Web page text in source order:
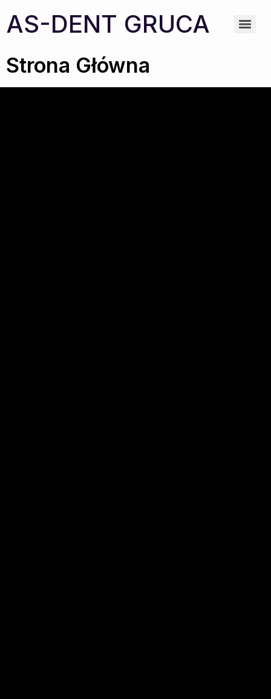
AS-DENT GRUCA
Strona Główna